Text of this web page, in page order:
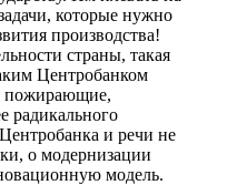
которые нужно
производства!
страны, такая
Центробанком
пожирающие,
радикального
и речи не
о модернизации
модель.